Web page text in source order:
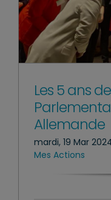
Les 5 ans
Allemande
mardi, 19 Mar
Mes Actions